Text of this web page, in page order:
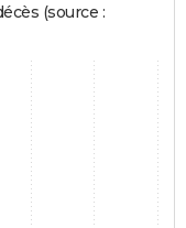
(source :